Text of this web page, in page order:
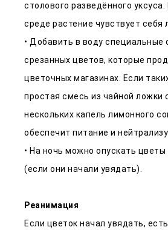
столового разведённого
среде растение чувствует себя
• Добавить в воду специальные
срезанных цветов, которые
цветочных магазинах. Если
простая смесь из чайной ложки
нескольких капель лимонного
обеспечит питание и
• На ночь можно опускать
(если они начали увядать).
Реанимация
Если цветок начал увядать,